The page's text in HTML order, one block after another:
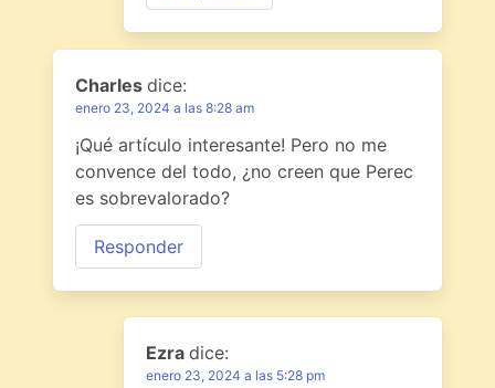
Charles dice:
enero 23, 2024 a las 8:28 am
¡Qué artículo interesante! Pero no me
convence del todo, ¿no creen que Perec
es sobrevalorado?
Responder
Ezra dice:
enero 23, 2024 a las 5:28 pm